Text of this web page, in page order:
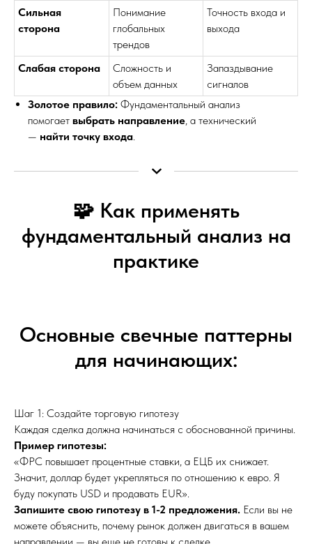
Сильная
сторона
Понимание
глобальных
трендов
Точность входа и
выхода
Слабая сторона
Сложность и
объем данных
Запаздывание
сигналов
Золотое правило: Фундаментальный анализ
помогает выбрать направление, а технический
— найти точку входа.
🧩 Как применять
фундаментальный анализ на
практике
Основные свечные паттерны
для начинающих:
Шаг 1: Создайте торговую гипотезу
Каждая сделка должна начинаться с обоснованной причины.
Пример гипотезы:
«ФРС повышает процентные ставки, а ЕЦБ их снижает.
Значит, доллар будет укрепляться по отношению к евро. Я
буду покупать USD и продавать EUR».
Запишите свою гипотезу в 1-2 предложения. Если вы не
можете объяснить, почему рынок должен двигаться в вашем